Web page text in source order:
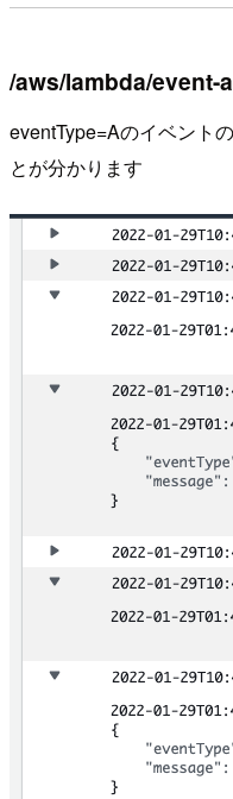
/aws/lambda/event-
eventType=Aのイベント
とが分かります